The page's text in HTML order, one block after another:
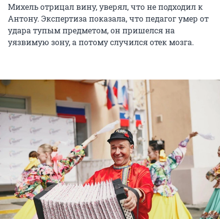
Михель отрицал вину, уверял, что не подходил к
Антону. Экспертиза показала, что педагог умер от
удара тупым предметом, он пришелся на
уязвимую зону, а потому случился отек мозга.